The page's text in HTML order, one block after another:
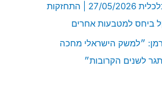
סקירה מאקרו כלכלית 27/05/2026 | התחזקות
ביחס למטבעות אחרים
״למשק הישראלי מחכה
לשנים הקרובות״